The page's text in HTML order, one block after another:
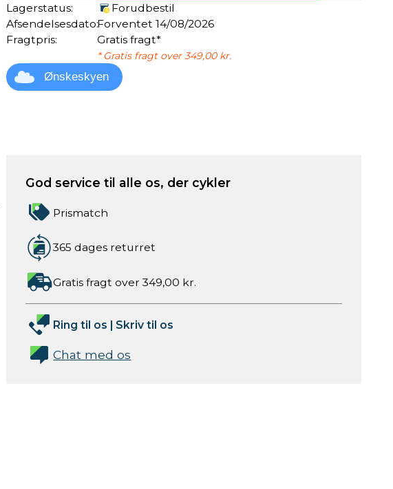
Lagerstatus:
Forudbestil
Afsendelsesdato:Forventet 14/08/2026
Fragtpris:
Gratis fragt*
* Gratis fragt over 349,00 kr.
Ønskeskyen
God service til alle os, der cykler
Prismatch
365 dages returret
Gratis fragt over 349,00 kr.
Ring til os | Skriv til os
Chat med os